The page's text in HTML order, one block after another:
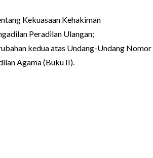
Kekuasaan Kehakiman
Peradilan Ulangan;
kedua atas Undang-Undang
Agama (Buku II).